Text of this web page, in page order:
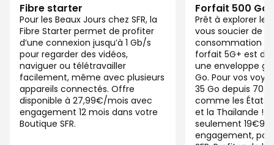
Fibre starter
Pour les Beaux Jours chez SFR, la
Fibre Starter permet de profiter
d’une connexion jusqu’à 1 Gb/s
pour regarder des vidéos,
naviguer ou télétravailler
facilement, même avec plusieurs
appareils connectés. Offre
disponible à 27,99€/mois avec
engagement 12 mois dans votre
Boutique SFR.
Forfait 500 Go
Prêt à explorer le
vous soucier de
consommation
forfait 5G+ est
une enveloppe
Go. Pour vos
35 Go depuis 70
comme les États-
et la Thaïlande !
seulement
engagement,